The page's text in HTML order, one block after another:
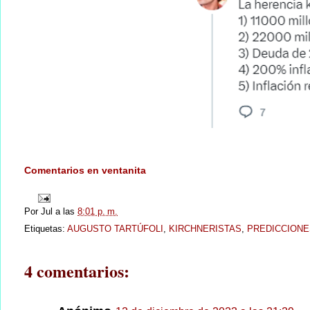
Comentarios en ventanita
Por Jul a las 8:01 p. m.
Etiquetas: AUGUSTO TARTÚFOLI , KIRCHNERISTAS,
4 comentarios: